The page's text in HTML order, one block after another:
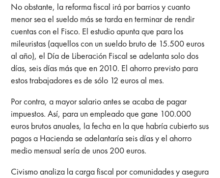
No obstante, la reforma fiscal irá por barrios y cuanto
menor sea el sueldo más se tarda en terminar de rendir
cuentas con el Fisco. El estudio apunta que para los
mileuristas (aquellos con un sueldo bruto de 15.500 euros
al año), el Día de Liberación Fiscal se adelanta solo dos
días, seis días más que en 2010. El ahorro previsto para
estos trabajadores es de sólo 12 euros al mes.
Por contra, a mayor salario antes se acaba de pagar
impuestos. Así, para un empleado que gane 100.000
euros brutos anuales, la fecha en la que habría cubierto sus
pagos a Hacienda se adelantaría seis días y el ahorro
medio mensual sería de unos 200 euros.
Civismo analiza la carga fiscal por comunidades y asegura